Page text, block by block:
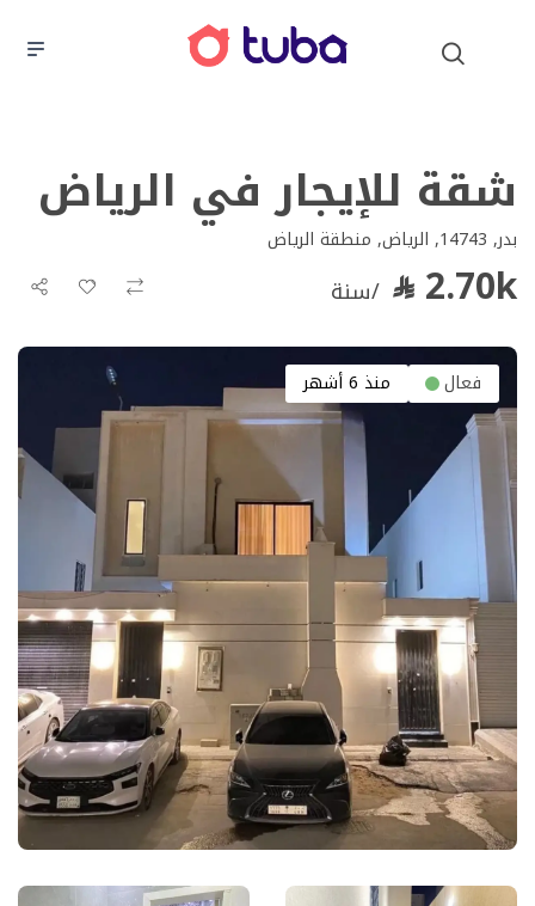
شقة للإيجار في الرياض
بدر, 14743, الرياض, منطقة الرياض
2.70k /سنة
فعال منذ 6 أشهر